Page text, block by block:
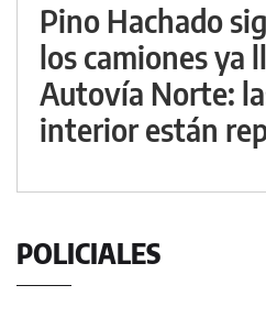
Pino Hachado
los camiones ya
Autovía Norte:
interior están
POLICIALES